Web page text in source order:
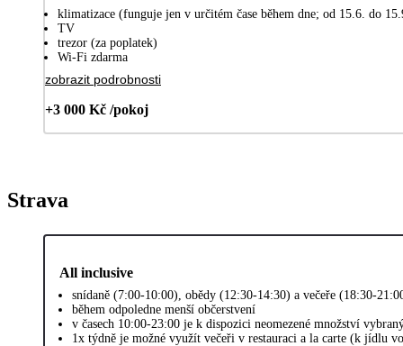
klimatizace (funguje jen v určitém čase během dne; od 15.6. do
TV
trezor (za poplatek)
Wi-Fi zdarma
zobrazit podrobnosti
+3 000 Kč /pokoj
Strava
All inclusive
snídaně (7:00-10:00), obědy (12:30-14:30) a večeře (18:30-
během odpoledne menší občerstvení
v časech 10:00-23:00 je k dispozici neomezené množství
1x týdně je možné využít večeři v restauraci a la carte (k jídlu